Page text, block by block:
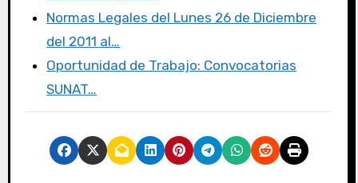
Normas Legales del Lunes 26 de Diciembre
del 2011 al…
Oportunidad de Trabajo: Convocatorias
SUNAT…